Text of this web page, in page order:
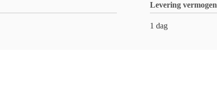
Levering vermogen
1 dag